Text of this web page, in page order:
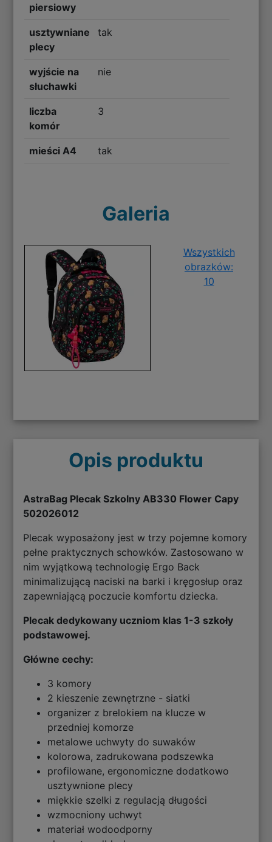
piersiowy
usztywniane
plecy
tak
wyjście na
słuchawki
nie
liczba
komór
3
mieści A4 tak
Galeria
Wszystkich
obrazków:
10
Opis produktu
AstraBag Plecak Szkolny AB330 Flower Capy
502026012
Plecak wyposażony jest w trzy pojemne komory
pełne praktycznych schowków. Zastosowano w
nim wyjątkową technologię Ergo Back
minimalizującą naciski na barki i kręgosłup oraz
zapewniającą poczucie komfortu dziecka.
Plecak dedykowany uczniom klas 1-3 szkoły
podstawowej.
Główne cechy:
3 komory
2 kieszenie zewnętrzne - siatki
organizer z brelokiem na klucze w
przedniej komorze
metalowe uchwyty do suwaków
kolorowa, zadrukowana podszewka
profilowane, ergonomiczne dodatkowo
usztywnione plecy
miękkie szelki z regulacją długości
wzmocniony uchwyt
materiał wodoodporny